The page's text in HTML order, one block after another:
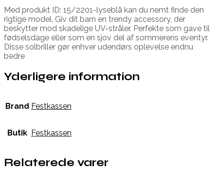
Med produkt ID: 15/2201-lyseblå kan du nemt finde den
rigtige model. Giv dit barn en trendy accessory, der
beskytter mod skadelige UV-stråler. Perfekte som gave til
fødselsdage eller som en sjov del af sommerens eventyr.
Disse solbriller gør enhver udendørs oplevelse endnu
bedre
Yderligere information
Brand Festkassen
Butik Festkassen
Relaterede varer